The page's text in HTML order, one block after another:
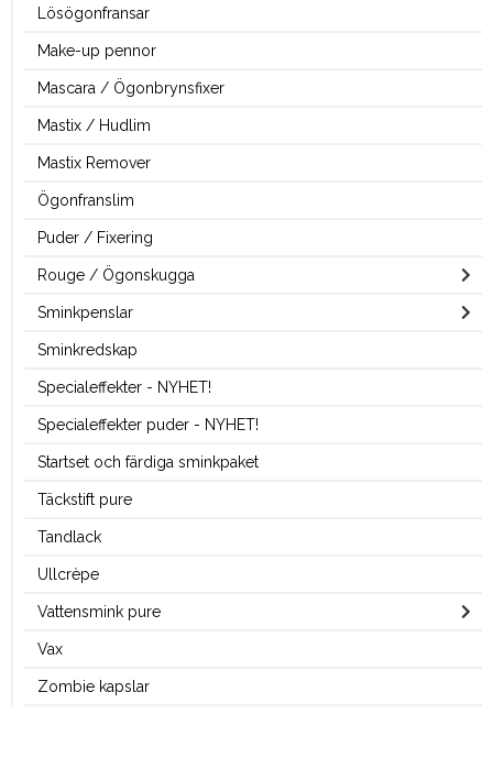
Lösögonfransar
Make-up pennor
Mascara / Ögonbrynsfixer
Mastix / Hudlim
Mastix Remover
Ögonfranslim
Puder / Fixering
Rouge / Ögonskugga
Sminkpenslar
Sminkredskap
Specialeffekter - NYHET!
Specialeffekter puder - NYHET!
Startset och färdiga sminkpaket
Täckstift pure
Tandlack
Ullcrèpe
Vattensmink pure
Vax
Zombie kapslar